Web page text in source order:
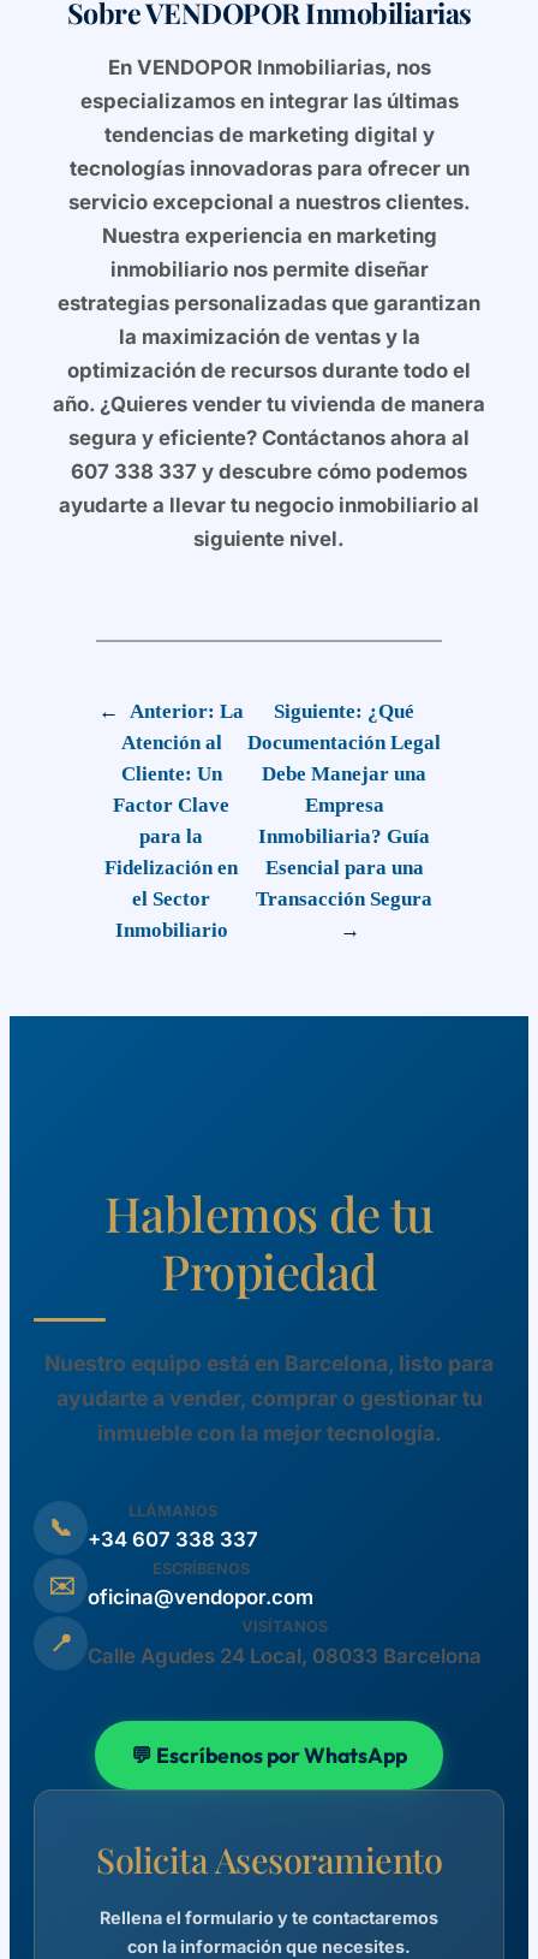
Sobre VENDOPOR Inmobiliarias
En VENDOPOR Inmobiliarias, nos
especializamos en integrar las últimas
tendencias de marketing digital y
tecnologías innovadoraspara ofrecer un
servicio excepcional a nuestros clientes.
Nuestra experiencia en marketing
inmobiliarionos permite diseñar
estrategias personalizadas que garantizan
la maximización de ventasy la
optimización de recursos durante todo el
año. ¿Quieres vender tu vivienda de manera
segura y eficiente? Contáctanos ahora al
607 338 337 y descubre cómo podemos
ayudarte a llevar tu negocio inmobiliario al
siguiente nivel.
← Anterior:La
Atención al
Cliente: Un
Factor Clave
para la
Fidelización en
el Sector
Inmobiliario
Siguiente: ¿Qué
Documentación Legal
Debe Manejar una
Empresa
Inmobiliaria? Guía
Esencial para una
Transacción Segura
→
Hablemos de tu
Propiedad
Nuestro equipo está en Barcelona, listo para
ayudarte a vender, comprar o gestionar tu
inmueble con la mejor tecnología.
📞
LLÁMANOS
+34 607 338 337
✉️
ESCRÍBENOS
oficina@vendopor.com
📍
VISÍTANOS
Calle Agudes 24 Local, 08033 Barcelona
💬 Escríbenos por WhatsApp
Solicita Asesoramiento
Rellena el formulario y te contactaremos
con la información que necesites.